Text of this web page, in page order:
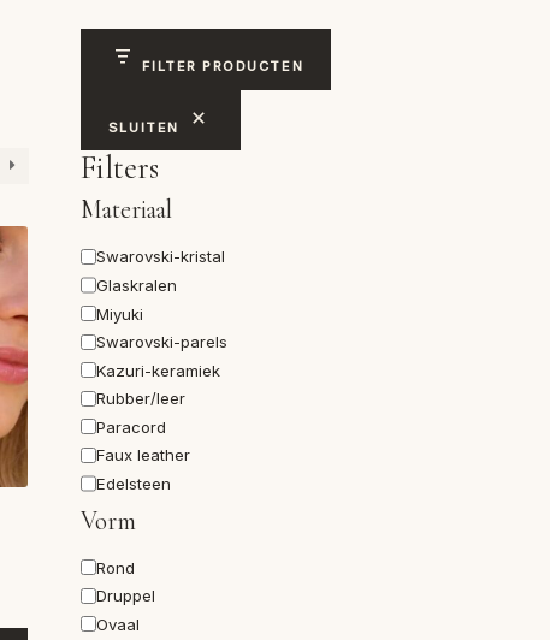
FILTER PRODUCTEN
SLUITEN
Filters
Materiaal
Materiaal
Swarovski-kristal
Glaskralen
Miyuki
Swarovski-parels
Kazuri-keramiek
Rubber/leer
Paracord
Faux leather
Edelsteen
Vorm
Vorm
Rond
Druppel
Ovaal